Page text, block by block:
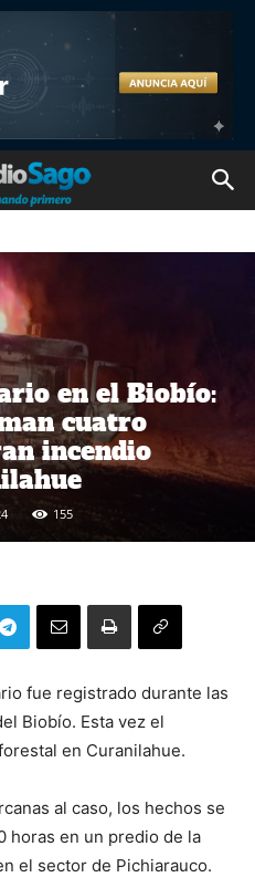
en el Biobío:
cuatro
incendio
155
fue registrado durante las
Biobío. Esta vez el
en Curanilahue.
al caso, los hechos se
horas en un predio de la
el sector de Pichiarauco.